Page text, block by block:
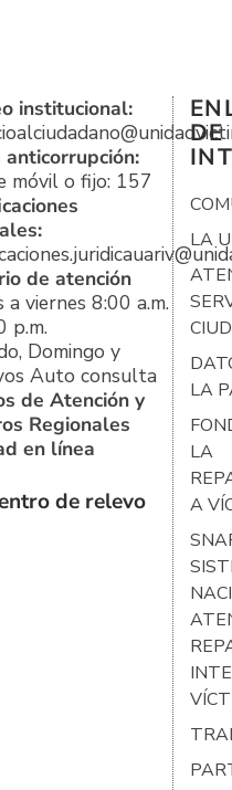
institucional:
anticorrupción:
móvil o fijo: 157
de atención
a viernes 8:00 a.m.
p.m.
Domingo y
Auto consulta
de Atención y
Regionales
en línea
de relevo
DE
LA
LA
LA
A